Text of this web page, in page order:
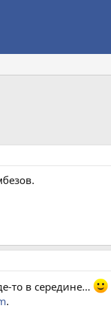
то в середине...
.